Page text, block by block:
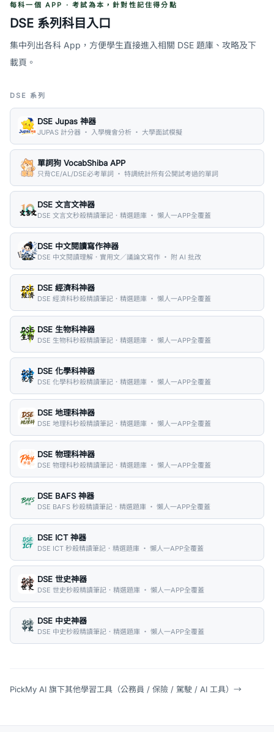
每科一個 APP · 考試為本，針對性記住得分點
DSE 系列科目入口
集中列出各科 App，方便學生直接進入相關 DSE 題庫、攻略及下
載頁。
DSE 系列
DSE Jupas 神器
JUPAS 計分器 ・ 入學機會分析 ・ 大學面試模擬
單詞狗 VocabShiba APP
只背CE/AL/DSE必考單詞 ・ 特調統計所有公開試考過的單詞
DSE 文言文神器
DSE 文言文秒殺精讀筆記．精選題庫 ・ 懶人一APP全覆蓋
DSE 中文閱讀寫作神器
DSE 中文閱讀理解．實用文／議論文寫作 ・ 附 AI 批改
DSE 經濟科神器
DSE 經濟科秒殺精讀筆記．精選題庫 ・ 懶人一APP全覆蓋
DSE 生物科神器
DSE 生物科秒殺精讀筆記．精選題庫 ・ 懶人一APP全覆蓋
DSE 化學科神器
DSE 化學科秒殺精讀筆記．精選題庫 ・ 懶人一APP全覆蓋
DSE 地理科神器
DSE 地理科秒殺精讀筆記．精選題庫 ・ 懶人一APP全覆蓋
DSE 物理科神器
DSE 物理科秒殺精讀筆記．精選題庫 ・ 懶人一APP全覆蓋
DSE BAFS 神器
DSE BAFS 秒殺精讀筆記．精選題庫 ・ 懶人一APP全覆蓋
DSE ICT 神器
DSE ICT 秒殺精讀筆記．精選題庫 ・ 懶人一APP全覆蓋
DSE 世史神器
DSE 世史秒殺精讀筆記．精選題庫 ・ 懶人一APP全覆蓋
DSE 中史神器
DSE 中史秒殺精讀筆記．精選題庫 ・ 懶人一APP全覆蓋
PickMy AI 旗下其他學習工具（公務員 / 保險 / 駕駛 / AI 工具） →